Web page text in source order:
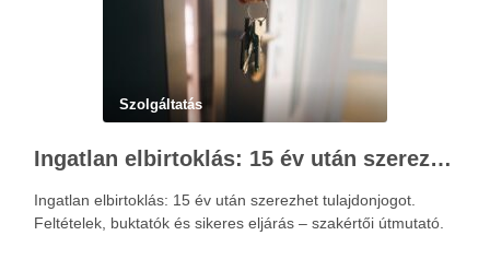
Szolgáltatás
Ingatlan elbirtoklás: 15 év után szerezhet tulajdonjogot – szakértői útmutató
Ingatlan elbirtoklás: 15 év után szerezhet tulajdonjogot.
Feltételek, buktatók és sikeres eljárás – szakértői útmutató.